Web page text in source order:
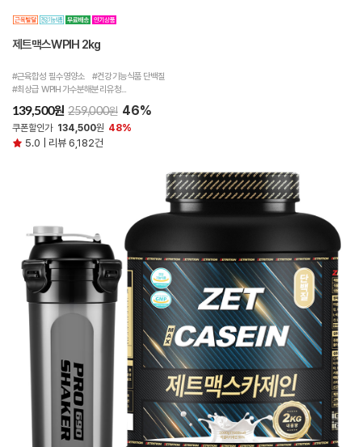
제트맥스WPIH 2kg
#근육합성 필수영양소 #건강기능식품 단백질
#최상급 WPIH 가수분해분리유청...
139,500원 259,000원 46%
쿠폰할인가 134,500원 48%
5.0 | 리뷰 6,182건